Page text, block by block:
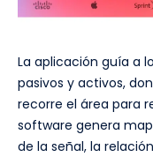
La aplicación guía a
pasivos y activos,
recorre el área para
software genera
de la señal, la